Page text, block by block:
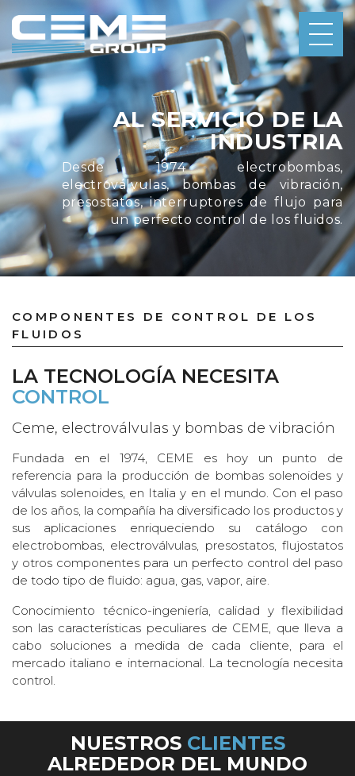
AL SERVICIO DE LA
INDUSTRIA
Desde 1974 electrobombas,
electroválvulas, bombas de vibración,
presostatos, interruptores de flujo para
un perfecto control de los fluidos.
COMPONENTES DE CONTROL DE LOS
FLUIDOS
LA TECNOLOGÍA NECESITA
CONTROL
Ceme, electroválvulas y bombas de vibración
Fundada en el 1974, CEME es hoy un punto de
referencia para la producción de bombas solenoides y
válvulas solenoides, en Italia y en el mundo. Con el paso
de los años, la compañía ha diversificado los productos y
sus aplicaciones enriqueciendo su catálogo con
electrobombas, electroválvulas, presostatos, flujostatos
y otros componentes para un perfecto control del paso
de todo tipo de fluido: agua, gas, vapor, aire.
Conocimiento técnico-ingeniería, calidad y flexibilidad
son las características peculiares de CEME, que lleva a
cabo soluciones a medida de cada cliente, para el
mercado italiano e internacional. La tecnología necesita
control.
NUESTROS CLIENTES
ALREDEDOR DEL MUNDO